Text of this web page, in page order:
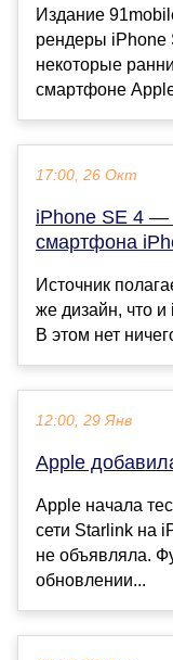
Издание
рендеры iPhone
некоторые
смартфоне
17:00, 26 Окт
iPhone SE 4 —
смартфона
Источник
же дизайн, что
В этом нет
12:00, 29 Янв
Apple
Apple начала
сети Starlink на
не объявляла.
обновлении...